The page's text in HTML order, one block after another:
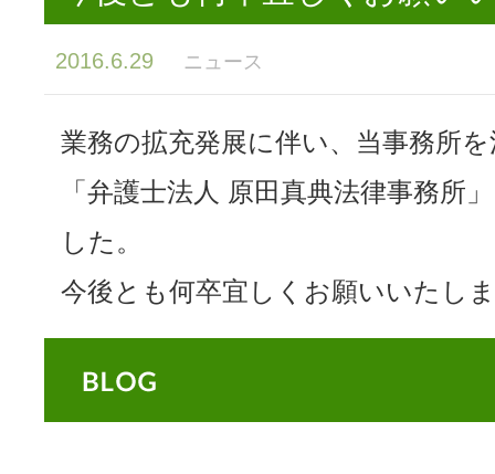
2016.6.29 ニュース
業務の拡充発展に伴い、当事務所
「弁護士法人 原田真典法律事務所
した。
今後とも何卒宜しくお願いいたし